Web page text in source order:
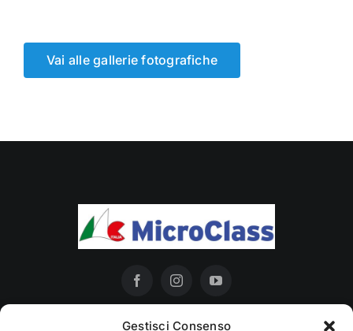
Gestisci Consenso
Vai alle gallerie fotografiche